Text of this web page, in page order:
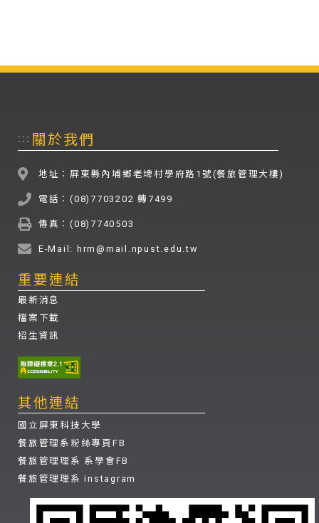
::: 關於我們
地址：屏東縣內埔鄉老埤村學府路1號(餐旅管理大樓)
電話：(08)7703202 轉7499
傳真：(08)7740503
E-Mail: hrm@mail.npust.edu.tw
重要連結
最新消息
檔案下載
招生資訊
其他連結
國立屏東科技大學
餐旅管理系粉絲專頁FB
餐旅管理理系 系學會FB
餐旅管理理系 instagram